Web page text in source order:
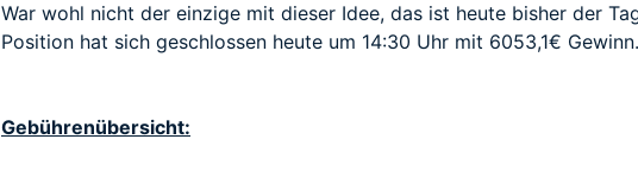
War wohl nicht der einzige mit dieser Idee, das ist heute bisher der
Position hat sich geschlossen heute um 14:30 Uhr mit 6053,1€ Gewinn.
Gebührenübersicht: